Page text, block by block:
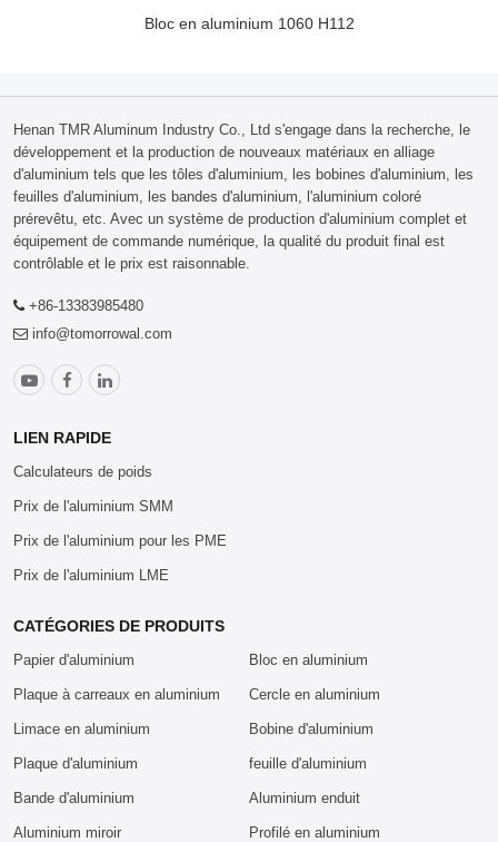
Bloc en aluminium 1060 H112
Henan TMR Aluminum Industry Co., Ltd s'engage dans la recherche, le
développement et la production de nouveaux matériaux en alliage
d'aluminium tels que les tôles d'aluminium, les bobines d'aluminium, les
feuilles d'aluminium, les bandes d'aluminium, l'aluminium coloré
prérevêtu, etc. Avec un système de production d'aluminium complet et
équipement de commande numérique, la qualité du produit final est
contrôlable et le prix est raisonnable.
+86-13383985480
info@tomorrowal.com
LIEN RAPIDE
Calculateurs de poids
Prix de l'aluminium SMM
Prix de l'aluminium pour les PME
Prix de l'aluminium LME
CATÉGORIES DE PRODUITS
Papier d'aluminium Bloc en aluminium
Plaque à carreaux en aluminium Cercle en aluminium
Limace en aluminium Bobine d'aluminium
Plaque d'aluminium feuille d'aluminium
Bande d'aluminium Aluminium enduit
Aluminium miroir Profilé en aluminium